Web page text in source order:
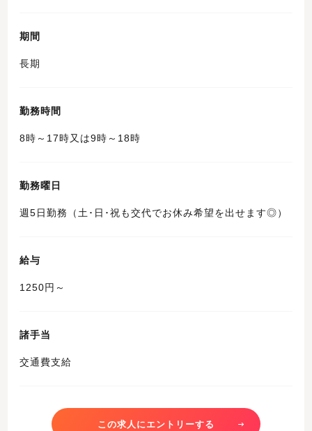
期間
長期
勤務時間
8時～17時又は9時～18時
勤務曜日
週5日勤務（土･日･祝も交代でお休み希望を出せます◎）
給与
1250円～
諸手当
交通費支給
この求人にエントリーする